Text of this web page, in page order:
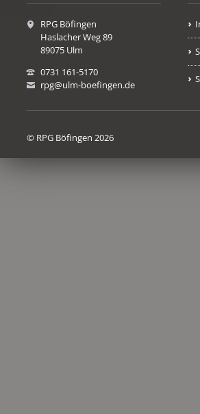
RPG Böfingen
Haslacher Weg 89
89075 Ulm
0731 161-5170
rpg@ulm-boefingen.de
© RPG Böfingen 2026